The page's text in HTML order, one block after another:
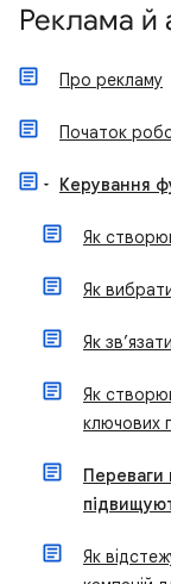
Реклама й
Про рекламу
Початок
Керування
Як
Як
Як
Як
ключових
Переваги
Як